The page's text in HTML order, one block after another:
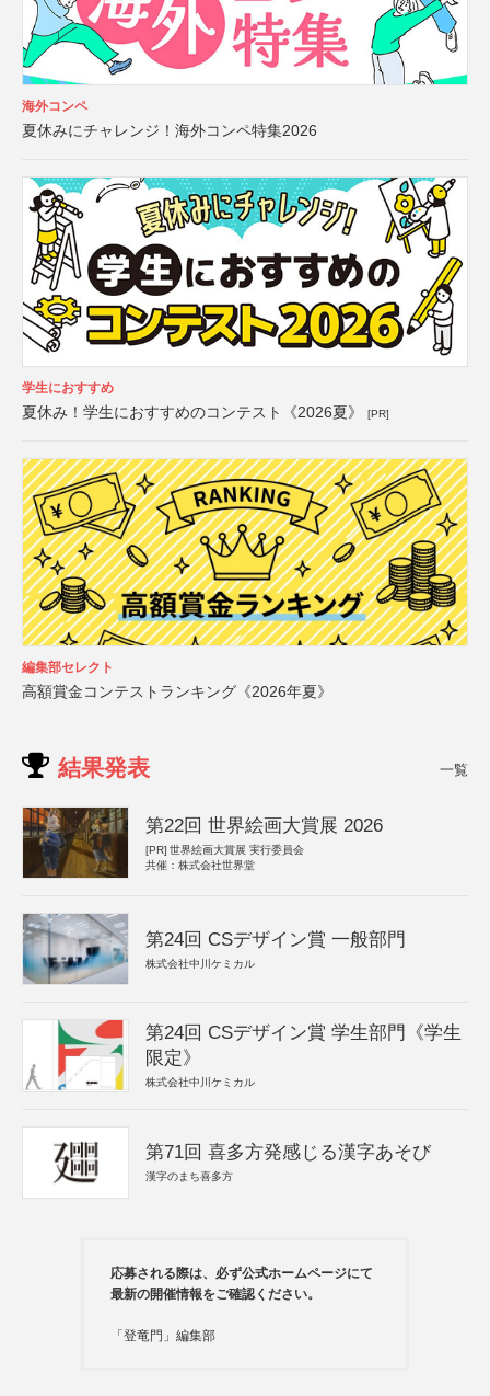
海外コンペ
夏休みにチャレンジ！海外コンペ特集2026
学生におすすめ
夏休み！学生におすすめのコンテスト《2026夏》 [PR]
編集部セレクト
高額賞金コンテストランキング《2026年夏》
結果発表 一覧
第22回 世界絵画大賞展 2026
[PR] 世界絵画大賞展 実行委員会
共催：株式会社世界堂
第24回 CSデザイン賞 一般部門
株式会社中川ケミカル
第24回 CSデザイン賞 学生部門《学生
限定》
株式会社中川ケミカル
第71回 喜多方発感じる漢字あそび
漢字のまち喜多方
応募される際は、必ず公式ホームページにて
最新の開催情報をご確認ください。
「登竜門」編集部